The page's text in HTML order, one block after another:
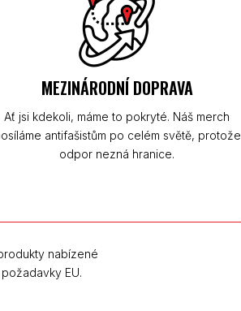
MEZINÁRODNÍ DOPRAVA
Ať jsi kdekoli, máme to pokryté. Náš merch
antifašistům po celém světě, protože
odpor nezná hranice.
nabízené
EU.